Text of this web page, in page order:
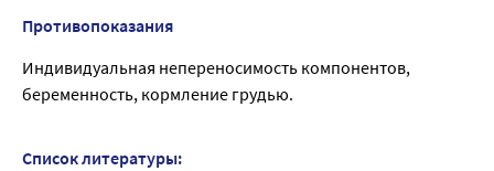
Противопоказания
Индивидуальная непереносимость компонентов,
беременность, кормление грудью.
Список литературы: